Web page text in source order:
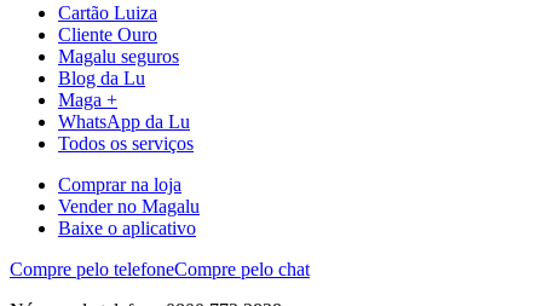
Cartão Luiza
Cliente Ouro
Magalu seguros
Blog da Lu
Maga +
WhatsApp da Lu
Todos os serviços
Comprar na loja
Vender no Magalu
Baixe o aplicativo
Compre pelo telefoneCompre pelo chat